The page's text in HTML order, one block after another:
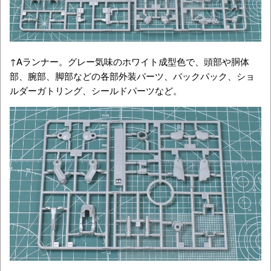
↑Aランナー。グレー気味のホワイト成型色で、頭部や胴体
部、腕部、脚部などの各部外装パーツ、バックパック、ショ
ルダーガトリング、シールドパーツなど。